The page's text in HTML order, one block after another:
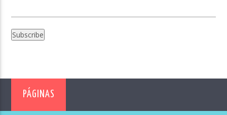
PÁGINAS